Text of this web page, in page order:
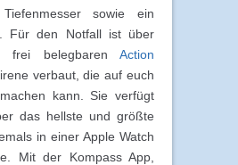
sowie ein
Für den Notfall ist über
frei belegbaren Action
verbaut, die auf euch
kann. Sie verfügt
das hellste und größte
in einer Apple Watch
Mit der Kompass App,